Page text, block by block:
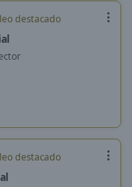
destacado
destacado